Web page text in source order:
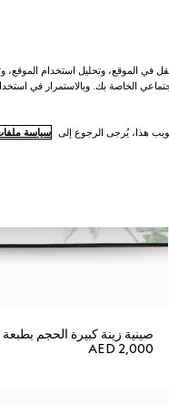
صينية زينة كبيرة الحجم بطبعة
AED 2,000
في الموقع، وتحليل استخدام الموقع،
الخاصة بك. وبالاستمرار في
هذا، يُرجى الرجوع إلى سياسة